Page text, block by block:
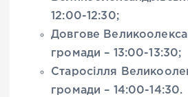
12:00-12:30;
Довгове
громади – 13:00-13:30;
Старосілля
громади – 14:00-14:30.